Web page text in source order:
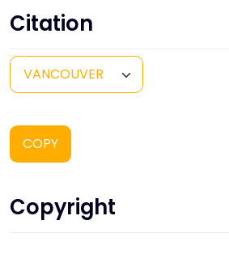
Citation
COPY
Copyright